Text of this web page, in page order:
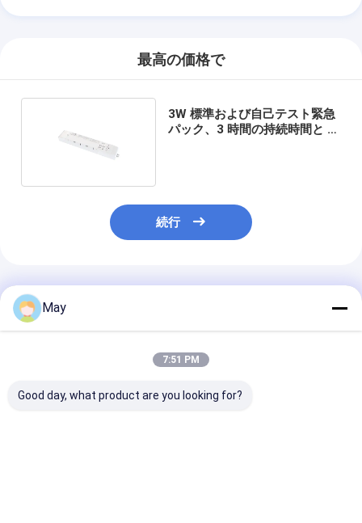
最高の価格で
3W 標準および自己テスト緊急
パック、3 時間の持続時間と 5
続行
推薦されたプロダクト
May
7:51 PM
Good day, what product are you looking for?